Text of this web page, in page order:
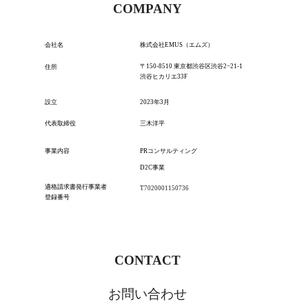
COMPANY
会社名
住所
設立
代表取締役
事業内容
株式会社EMUS（エムズ）
〒150-8510 東京都渋谷区渋谷2−21-1
渋谷ヒカリエ33F
2023年3 月
三木洋平
PRコンサルティング
D2C事業
適格請求書発行事業者
登録番号
T7020001150736
CONTACT
お問い合わせ